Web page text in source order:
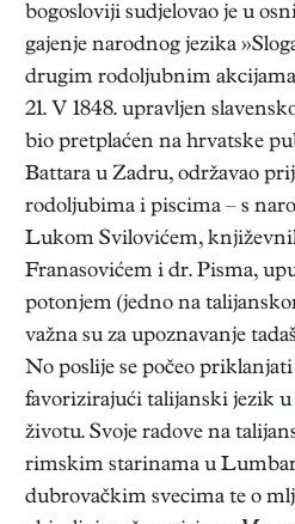
bogosloviji sudjelovao je u
gajenje narodnog jezika
drugim rodoljubnim
21. V 1848. upravljen
bio pretplaćen na hrvatske
Battara u Zadru, održavao
rodoljubima i piscima – s
Lukom Svilovićem,
Franasovićem i dr. Pisma,
potonjem (jedno na
važna su za upoznavanje
No poslije se počeo
favorizirajući talijanski jezik
životu. Svoje radove na
rimskim starinama u
dubrovačkim svecima te o